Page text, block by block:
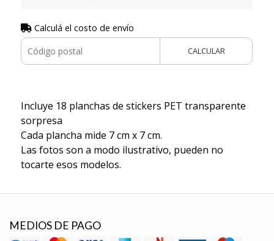
Calculá el costo de envío
CALCULAR
Incluye 18 planchas de stickers PET transparente
sorpresa
Cada plancha mide 7 cm x 7 cm.
Las fotos son a modo ilustrativo, pueden no
tocarte esos modelos.
MEDIOS DE PAGO